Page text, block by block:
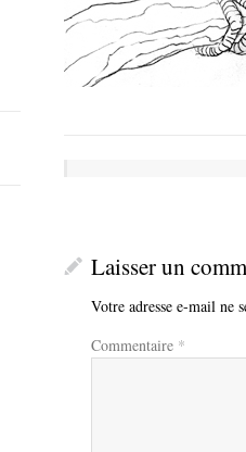
Laisser un
Votre adresse e-mail ne
Commentaire *